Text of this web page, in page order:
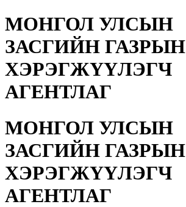
МОНГОЛ УЛСЫН
ЗАСГИЙН ГАЗРЫН
ХЭРЭГЖҮҮЛЭГЧ
АГЕНТЛАГ
МОНГОЛ УЛСЫН
ЗАСГИЙН ГАЗРЫН
ХЭРЭГЖҮҮЛЭГЧ
АГЕНТЛАГ